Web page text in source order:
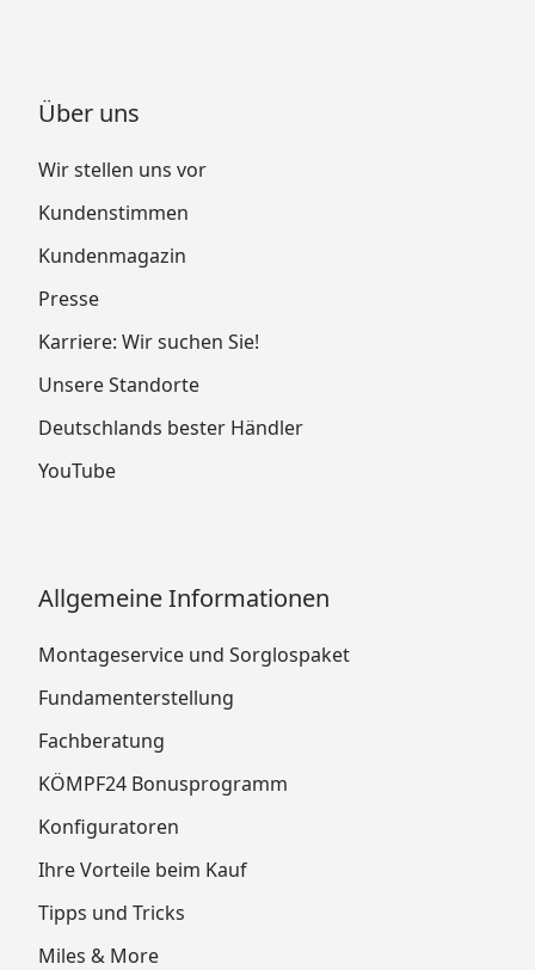
Über uns
Wir stellen uns vor
Kundenstimmen
Kundenmagazin
Presse
Karriere: Wir suchen Sie!
Unsere Standorte
Deutschlands bester Händler
YouTube
Allgemeine Informationen
Montageservice und Sorglospaket
Fundamenterstellung
Fachberatung
KÖMPF24 Bonusprogramm
Konfiguratoren
Ihre Vorteile beim Kauf
Tipps und Tricks
Miles & More